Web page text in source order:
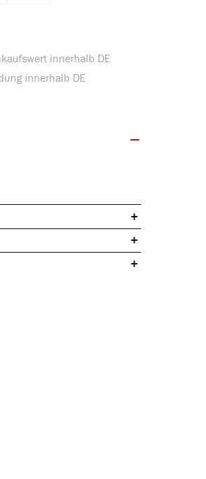
innerhalb DE
innerhalb DE